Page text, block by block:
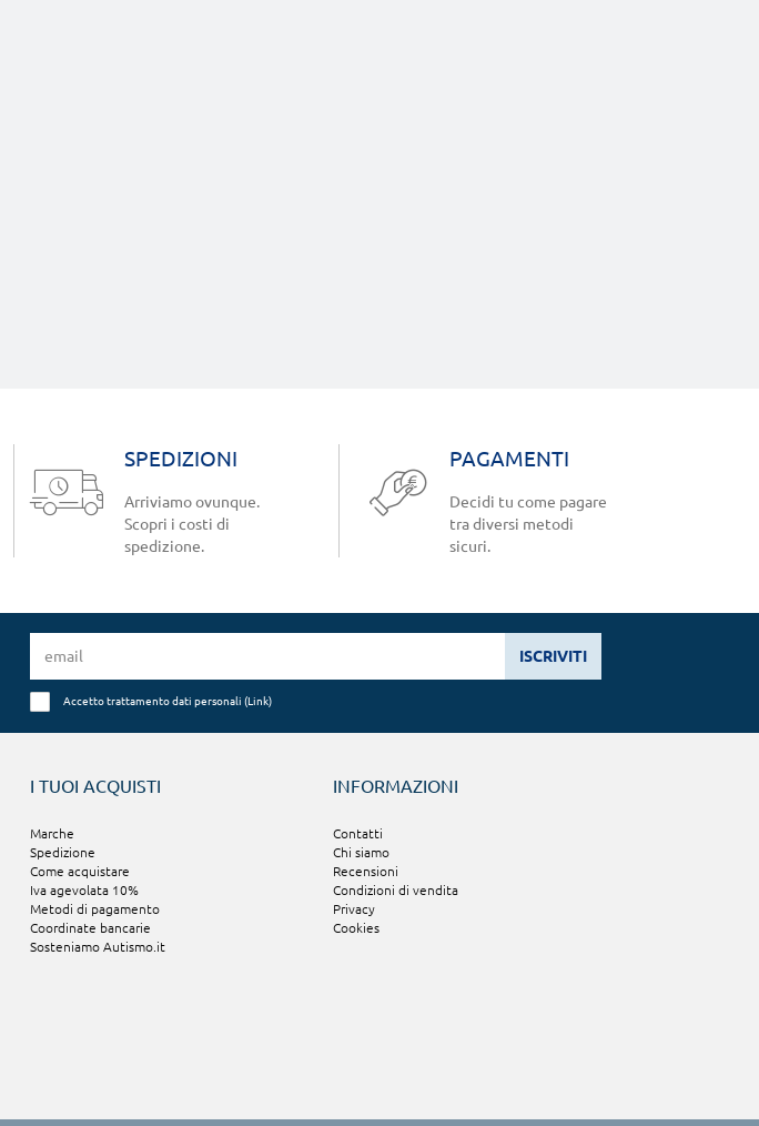
SPEDIZIONI
Arriviamo ovunque.
Scopri i costi di
spedizione.
PAGAMENTI
Decidi tu come pagare
tra diversi metodi
sicuri.
ISCRIVITI
Accetto trattamento dati personali (Link)
I TUOI ACQUISTI
Marche
Spedizione
Come acquistare
Iva agevolata 10%
Metodi di pagamento
Coordinate bancarie
Sosteniamo Autismo.it
INFORMAZIONI
Contatti
Chi siamo
Recensioni
Condizioni di vendita
Privacy
Cookies